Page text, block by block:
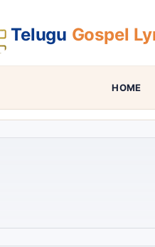
Telugu Gospel
HOME